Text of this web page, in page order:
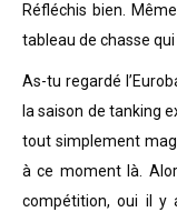
Réfléchis bien.
tableau de chasse
As-tu regardé
la saison de tanking
tout simplement
à ce moment là.
compétition, oui il y